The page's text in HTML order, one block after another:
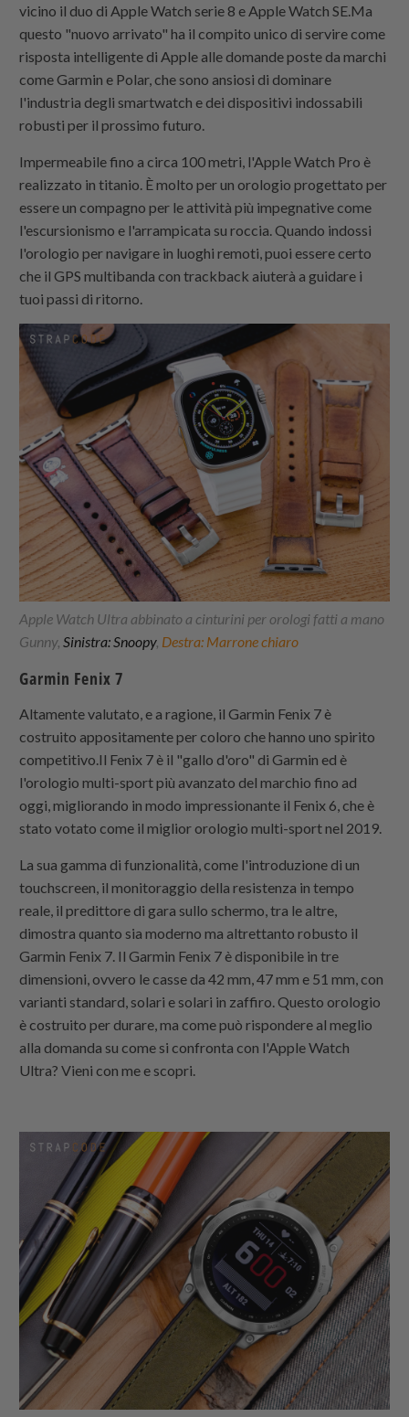
vicino il duo di Apple Watch serie 8 e Apple Watch SE.Ma
questo "nuovo arrivato" ha il compito unico di servire come
risposta intelligente di Apple alle domande poste da marchi
come Garmin e Polar, che sono ansiosi di dominare
l'industria degli smartwatch e dei dispositivi indossabili
robusti per il prossimo futuro.
Impermeabile fino a circa 100 metri, l'Apple Watch Pro è
realizzato in titanio. È molto per un orologio progettato per
essere un compagno per le attività più impegnative come
l'escursionismo e l'arrampicata su roccia. Quando indossi
l'orologio per navigare in luoghi remoti, puoi essere certo
che il GPS multibanda con trackback aiuterà a guidare i
tuoi passi di ritorno.
Apple Watch Ultra abbinato a cinturini per orologi fatti a mano
Gunny,Sinistra: Snoopy, Destra: Marrone chiaro
Garmin Fenix 7
Altamente valutato, e a ragione, il Garmin Fenix 7 è
costruito appositamente per coloro che hanno uno spirito
competitivo.Il Fenix 7 è il "gallo d'oro" di Garmin ed è
l'orologio multi-sport più avanzato del marchio fino ad
oggi, migliorando in modo impressionante il Fenix 6, che è
stato votato come il miglior orologio multi-sport nel 2019.
La sua gamma di funzionalità, come l'introduzione di un
touchscreen, il monitoraggio della resistenza in tempo
reale, il predittore di gara sullo schermo, tra le altre,
dimostra quanto sia moderno ma altrettanto robusto il
Garmin Fenix 7. Il Garmin Fenix 7 è disponibile in tre
dimensioni, ovvero le casse da 42 mm, 47 mm e 51 mm, con
varianti standard, solari e solari in zaffiro. Questo orologio
è costruito per durare, ma come può rispondere al meglio
alla domanda su come si confronta con l'Apple Watch
Ultra? Vieni con me e scopri.